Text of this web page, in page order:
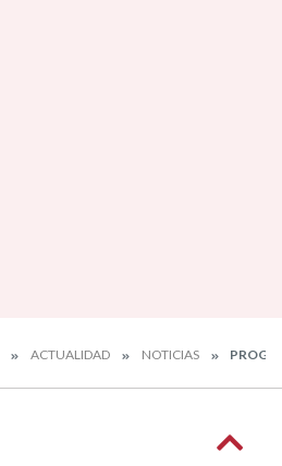
ACTUALIDAD NOTICIAS